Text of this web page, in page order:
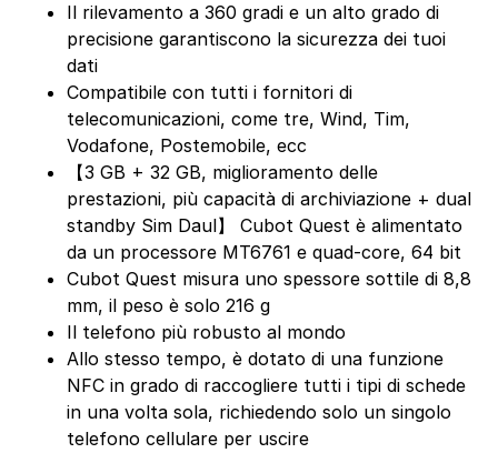
Il rilevamento a 360 gradi e un alto grado di
precisione garantiscono la sicurezza dei tuoi
dati
Compatibile con tutti i fornitori di
telecomunicazioni, come tre, Wind, Tim,
Vodafone, Postemobile, ecc
【3 GB + 32 GB, miglioramento delle
prestazioni, più capacità di archiviazione + dual
standby Sim Daul】 Cubot Quest è alimentato
da un processore MT6761 e quad-core, 64 bit
Cubot Quest misura uno spessore sottile di 8,8
mm, il peso è solo 216 g
Il telefono più robusto al mondo
Allo stesso tempo, è dotato di una funzione
NFC in grado di raccogliere tutti i tipi di schede
in una volta sola, richiedendo solo un singolo
telefono cellulare per uscire